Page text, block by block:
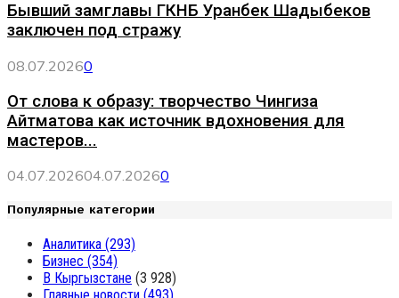
Бывший замглавы ГКНБ Уранбек Шадыбеков
заключен под стражу
08.07.20260
От слова к образу: творчество Чингиза
Айтматова как источник вдохновения для
мастеров...
04.07.202604.07.20260
Популярные категории
Аналитика (293)
Бизнес (354)
В Кыргызстане (3 928)
Главные новости (493)